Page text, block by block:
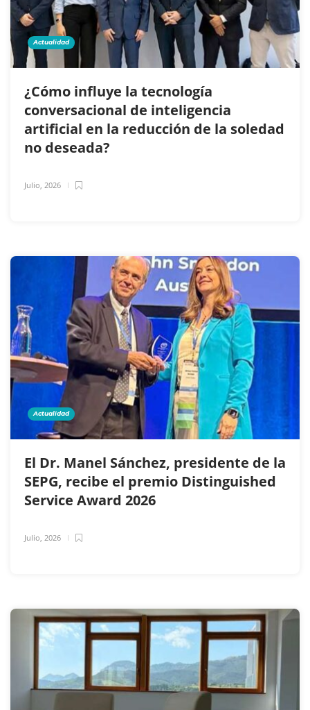
Actualidad
¿Cómo influye la tecnología
conversacional de inteligencia
artificial en la reducción de la soledad
no deseada?
Julio, 2026
Actualidad
El Dr. Manel Sánchez, presidente de la
SEPG, recibe el premio Distinguished
Service Award 2026
Julio, 2026